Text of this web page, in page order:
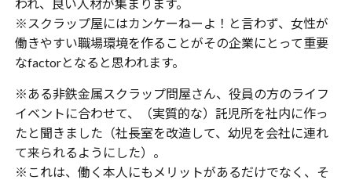
われ、良い人材が集まります。
※スクラップ屋にはカンケーねーよ！と言わず、女性が
働きやすい職場環境を作ることがその企業にとって重要
なfactorとなると思われます。
※ある非鉄金属スクラップ問屋さん、役員の方のライフ
イベントに合わせて、（実質的な）託児所を社内に作っ
たと聞きました（社長室を改造して、幼児を会社に連れ
て来られるようにした）。
※これは、働く本人にもメリットがあるだけでなく、そ